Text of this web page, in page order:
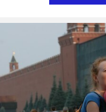
разведсообщества
Я сказал ему, что мы
отметил Помпео.
располагает разведка,
Как ранее сообщалось,
городе Хан-Шейхун